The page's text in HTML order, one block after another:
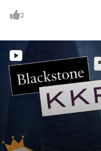
에서만 하루 70만톤에 달하는 물
럼 물의 중요성이 커지는 가운
측 데이터와 노하우에 AI를 결합
땅속 25만 킬로미터 수도관에 'AI
의 누수를 막아내고, 24시간 실시
'AI 정수장'을 구축해 세계 최초로
2